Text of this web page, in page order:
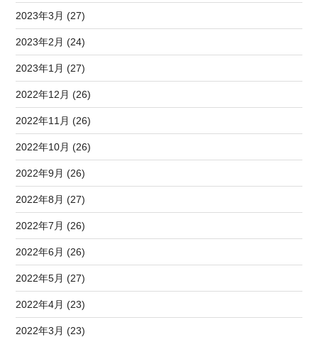
2023年3月 (27)
2023年2月 (24)
2023年1月 (27)
2022年12月 (26)
2022年11月 (26)
2022年10月 (26)
2022年9月 (26)
2022年8月 (27)
2022年7月 (26)
2022年6月 (26)
2022年5月 (27)
2022年4月 (23)
2022年3月 (23)